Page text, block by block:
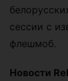
сессии с
флешмоб.
Новости